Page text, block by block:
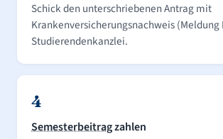
Schick den unterschriebenen Antrag mit
Krankenversicherungsnachweis (Meldung
Studierendenkanzlei.
4
Semesterbeitragzahlen